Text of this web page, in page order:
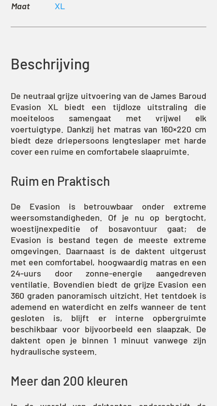
Maat
XL
Beschrijving
De neutraal grijze uitvoering van de James Baroud
Evasion XL biedt een tijdloze uitstraling die
moeiteloos samengaat met vrijwel elk
voertuigtype. Dankzij het matras van 160×220 cm
biedt deze driepersoons lengteslaper met harde
cover een ruime en comfortabele slaapruimte.
Ruim en Praktisch
De Evasion is betrouwbaar onder extreme
weersomstandigheden. Of je nu op bergtocht,
woestijnexpeditie of bosavontuur gaat; de
Evasion is bestand tegen de meeste extreme
omgevingen. Daarnaast is de daktent uitgerust
met een comfortabel, hoogwaardig matras en een
24-uurs door zonne-energie aangedreven
ventilatie. Bovendien biedt de grijze Evasion een
360 graden panoramisch uitzicht. Het tentdoek is
ademend en waterdicht en zelfs wanneer de tent
gesloten is, blijft er interne opbergruimte
beschikbaar voor bijvoorbeeld een slaapzak. De
daktent open je binnen 1 minuut vanwege zijn
hydraulische systeem.
Meer dan 200 kleuren